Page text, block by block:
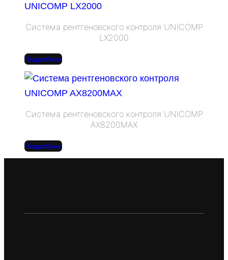
Система рентгеновского контроля UNICOMP
LX2000
Подробнее
Система рентгеновского контроля UNICOMP
AX8200MAX
Подробнее